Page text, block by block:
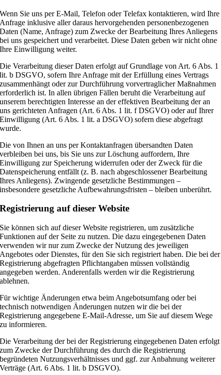
Wenn Sie uns per E-Mail, Telefon oder Telefax kontaktieren, wird Ihre
Anfrage inklusive aller daraus hervorgehenden personenbezogenen
Daten (Name, Anfrage) zum Zwecke der Bearbeitung Ihres Anliegens
bei uns gespeichert und verarbeitet. Diese Daten geben wir nicht ohne
Ihre Einwilligung weiter.
Die Verarbeitung dieser Daten erfolgt auf Grundlage von Art. 6 Abs. 1
lit. b DSGVO, sofern Ihre Anfrage mit der Erfüllung eines Vertrags
zusammenhängt oder zur Durchführung vorvertraglicher Maßnahmen
erforderlich ist. In allen übrigen Fällen beruht die Verarbeitung auf
unserem berechtigten Interesse an der effektiven Bearbeitung der an
uns gerichteten Anfragen (Art. 6 Abs. 1 lit. f DSGVO) oder auf Ihrer
Einwilligung (Art. 6 Abs. 1 lit. a DSGVO) sofern diese abgefragt
wurde.
Die von Ihnen an uns per Kontaktanfragen übersandten Daten
verbleiben bei uns, bis Sie uns zur Löschung auffordern, Ihre
Einwilligung zur Speicherung widerrufen oder der Zweck für die
Datenspeicherung entfällt (z. B. nach abgeschlossener Bearbeitung
Ihres Anliegens). Zwingende gesetzliche Bestimmungen –
insbesondere gesetzliche Aufbewahrungsfristen – bleiben unberührt.
Registrierung auf dieser Website
Sie können sich auf dieser Website registrieren, um zusätzliche
Funktionen auf der Seite zu nutzen. Die dazu eingegebenen Daten
verwenden wir nur zum Zwecke der Nutzung des jeweiligen
Angebotes oder Dienstes, für den Sie sich registriert haben. Die bei der
Registrierung abgefragten Pflichtangaben müssen vollständig
angegeben werden. Anderenfalls werden wir die Registrierung
ablehnen.
Für wichtige Änderungen etwa beim Angebotsumfang oder bei
technisch notwendigen Änderungen nutzen wir die bei der
Registrierung angegebene E-Mail-Adresse, um Sie auf diesem Wege
zu informieren.
Die Verarbeitung der bei der Registrierung eingegebenen Daten erfolgt
zum Zwecke der Durchführung des durch die Registrierung
begründeten Nutzungsverhältnisses und ggf. zur Anbahnung weiterer
Verträge (Art. 6 Abs. 1 lit. b DSGVO).